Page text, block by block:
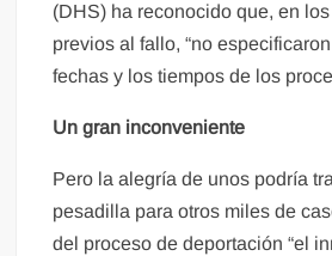
(DHS) ha reconocido que, en
previos al fallo, “no
fechas y los tiempos de los
Un gran inconveniente
Pero la alegría de unos podría
pesadilla para otros miles de
del proceso de deportación “el